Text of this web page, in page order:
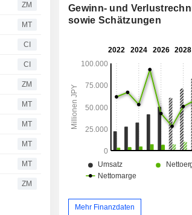
ZM
MT
CI
CI
ZM
MT
MT
MT
MT
ZM
Gewinn- und
sowie Schätzungen
Mehr Finanzdaten